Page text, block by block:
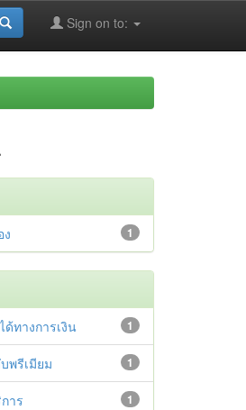
Sign on to:
1
1
ด้ทางการเงิน
1
พรีเมียม
1
าร